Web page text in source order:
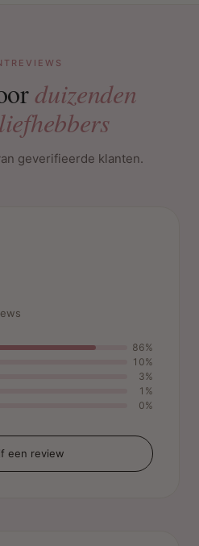
duizenden
geverifieerde klanten.
86%
10%
3%
1%
0%
een review